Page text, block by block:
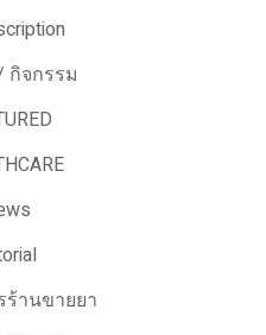
กิจกรรม
ร้านขายยา